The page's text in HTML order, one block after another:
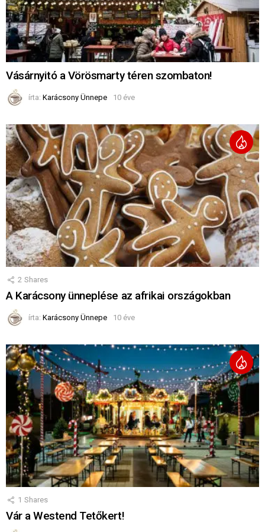
Vásárnyitó a Vörösmarty téren szombaton!
írta: Karácsony Ünnepe 10 éve
2 Shares
A Karácsony ünneplése az afrikai országokban
írta: Karácsony Ünnepe 10 éve
1 Shares
Vár a Westend Tetőkert!